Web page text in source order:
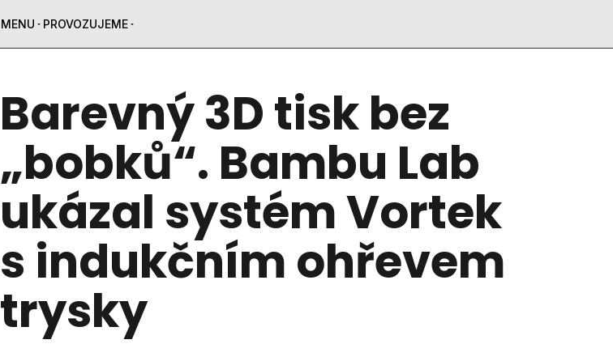
MENU PROVOZUJEME
Barevný 3D tisk bez
„bobků“. Bambu Lab
ukázal systém Vortek
s indukčním ohřevem
trysky